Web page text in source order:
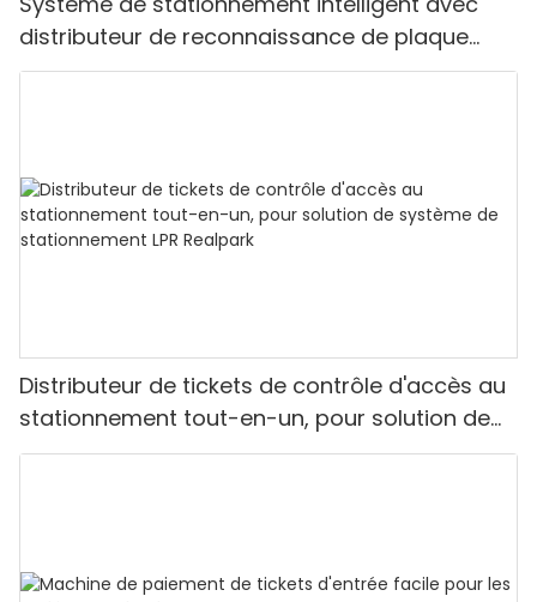
distributeur de reconnaissance de plaque
d'immatriculation Realpark
Distributeur de tickets de contrôle d'accès au
stationnement tout-en-un, pour solution de
système de stationnement LPR Realpark